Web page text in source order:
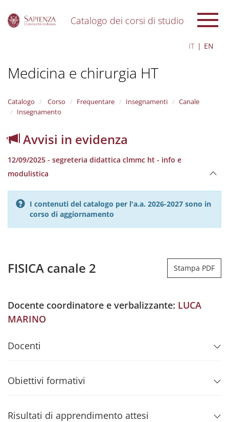
Catalogo dei corsi di studio
IT EN
Medicina e chirurgia HT
Catalogo Corso Frequentare Insegnamenti
Canale
Insegnamento
Avvisi in evidenza
12/09/2025 - segreteria didattica clmmc ht - info e
modulistica
I contenuti del catalogo per l'a.a. 2026-2027 sono in
corso di aggiornamento
FISICA canale 2 Stampa PDF
Docente coordinatore e verbalizzante: LUCA
MARINO
Docenti
Obiettivi formativi
Risultati di apprendimento attesi